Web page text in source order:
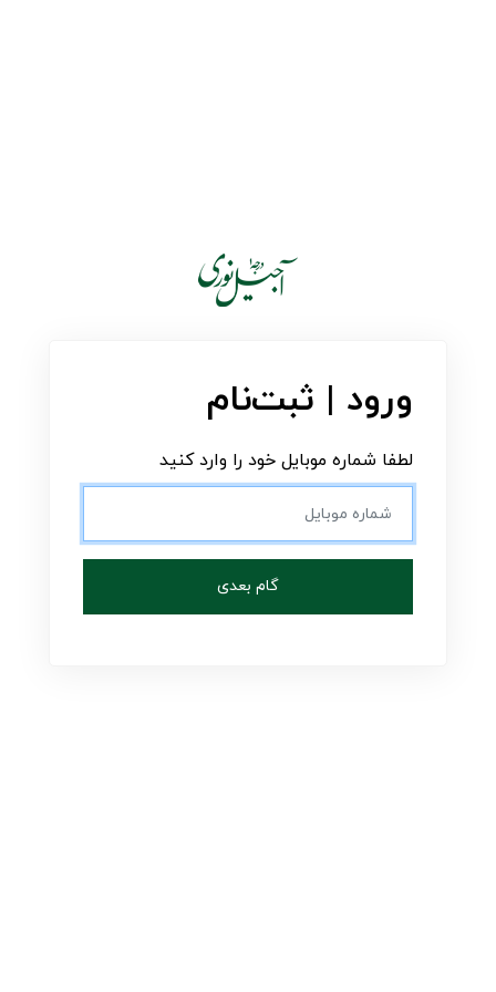
ورود | ثبت‌نام
لطفا شماره موبایل خود را وارد کنید
گام بعدی